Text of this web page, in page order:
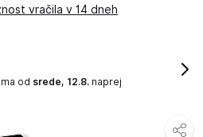
vračila v 14 dneh
od srede, 12.8. naprej